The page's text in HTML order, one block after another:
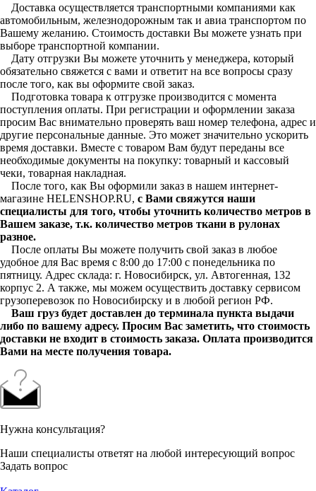
Доставка осуществляется транспортными компаниями как
автомобильным, железнодорожным так и авиа транспортом по
Вашему желанию. Стоимость доставки Вы можете узнать при
выборе транспортной компании.
Дату отгрузки Вы можете уточнить у менеджера, который
обязательно свяжется с вами и ответит на все вопросы сразу
после того, как вы оформите свой заказ.
Подготовка товара к отгрузке производится с момента
поступления оплаты. При регистрации и оформлении заказа
просим Вас внимательно проверять ваш номер телефона, адрес и
другие персональные данные. Это может значительно ускорить
время доставки. Вместе с товаром Вам будут переданы все
необходимые документы на покупку: товарный и кассовый
чеки, товарная накладная.
После того, как Вы оформили заказ в нашем интернет-
магазине HELENSHOP.RU, с Вами свяжутся наши
специалисты для того, чтобы уточнить количество метров в
Вашем заказе, т.к. количество метров ткани в рулонах
разное.
После оплаты Вы можете получить свой заказ в любое
удобное для Вас время с 8:00 до 17:00 с понедельника по
пятницу. Адрес склада: г. Новосибирск, ул. Автогенная, 132
корпус 2. А также, мы можем осуществить доставку сервисом
грузоперевозок по Новосибирску и в любой регион РФ.
Ваш груз будет доставлен до терминала пункта выдачи
либо по вашему адресу. Просим Вас заметить, что стоимость
доставки не входит в стоимость заказа. Оплата производится
Вами на месте получения товара.
Нужна консультация?
Наши специалисты ответят на любой интересующий вопрос
Задать вопрос